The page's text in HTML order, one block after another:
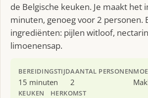
de Belgische keuken. Je maakt het
minuten, genoeg voor 2 personen.
ingrediënten: pijlen witloof,
limoenensap.
BEREIDINGSTIJD
15 minuten
AANTAL PERSONEN
2
KEUKEN HERKOMST